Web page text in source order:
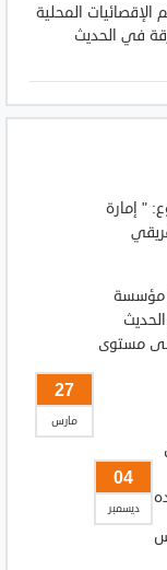
المحلية
في الحديث
" إمارة
مؤسسة
مستوى
27
مارس
04
ديسمبر